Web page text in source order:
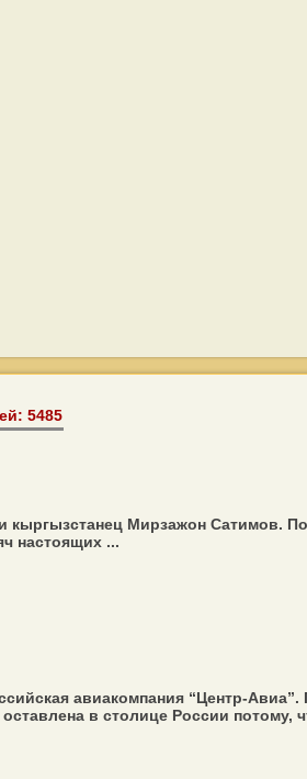
5485
кыргызстанец Мирзажон Сатимов.
настоящих ...
авиакомпания “Центр-
в столице России потому,